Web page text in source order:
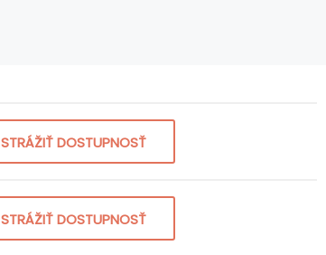
STRÁŽIŤ DOSTUPNOSŤ
STRÁŽIŤ DOSTUPNOSŤ